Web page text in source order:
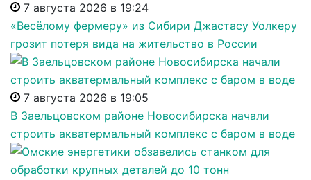
7 августа 2026 в 19:24
«Весёлому фермеру» из Сибири Джастасу Уолкеру
грозит потеря вида на жительство в России
7 августа 2026 в 19:05
В Заельцовском районе Новосибирска начали
строить акватермальный комплекс с баром в воде